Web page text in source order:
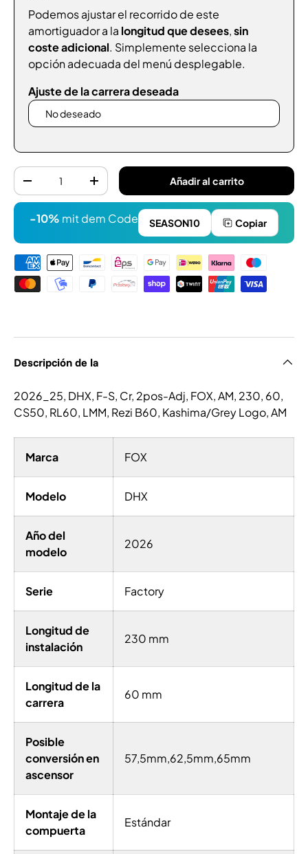
Podemos ajustar el recorrido de este
amortiguador a la longitud que desees,sin
coste adicional. Simplemente selecciona la
opción adecuada del menú desplegable.
Ajuste de la carrera deseada
Cantidad
-
+ Añadir al carrito
-10% mit dem Code SEASON10 Copiar
Formas de pago
Descripción de la
2026_25, DHX, F-S, Cr, 2pos-Adj, FOX, AM, 230, 60,
CS50, RL60, LMM, Rezi B60, Kashima/Grey Logo, AM
Marca FOX
Modelo DHX
Año del
modelo
2026
Serie Factory
Longitud de
instalación
230 mm
Longitud de la
carrera
60 mm
Posible
conversión en
ascensor
57,5mm,62,5mm,65mm
Montaje de la
compuerta
Estándar